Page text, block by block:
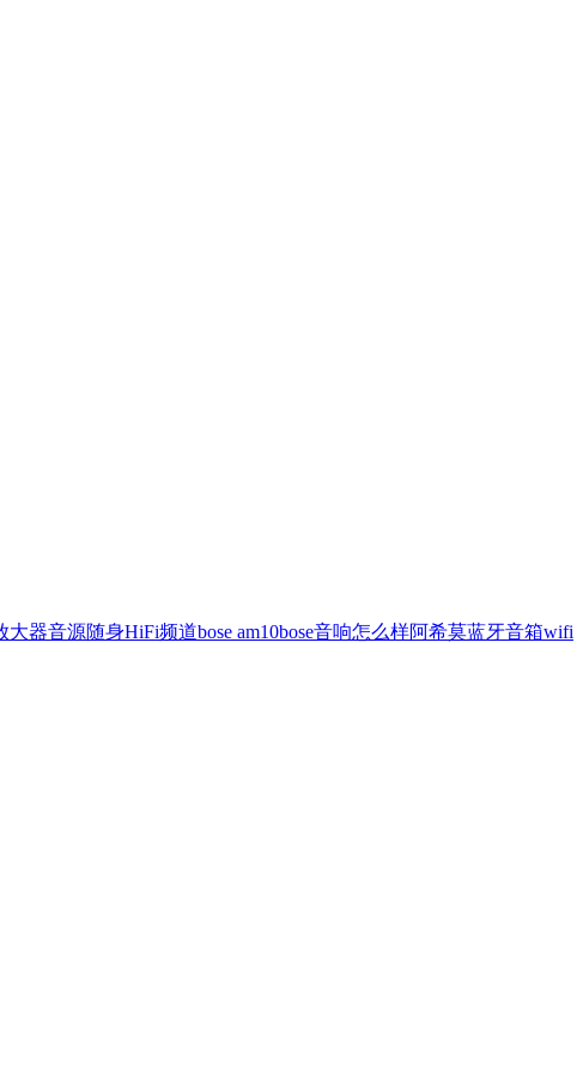
大器音源随身HiFi频道bose am10bose音响怎么样阿希莫蓝牙音箱wifi